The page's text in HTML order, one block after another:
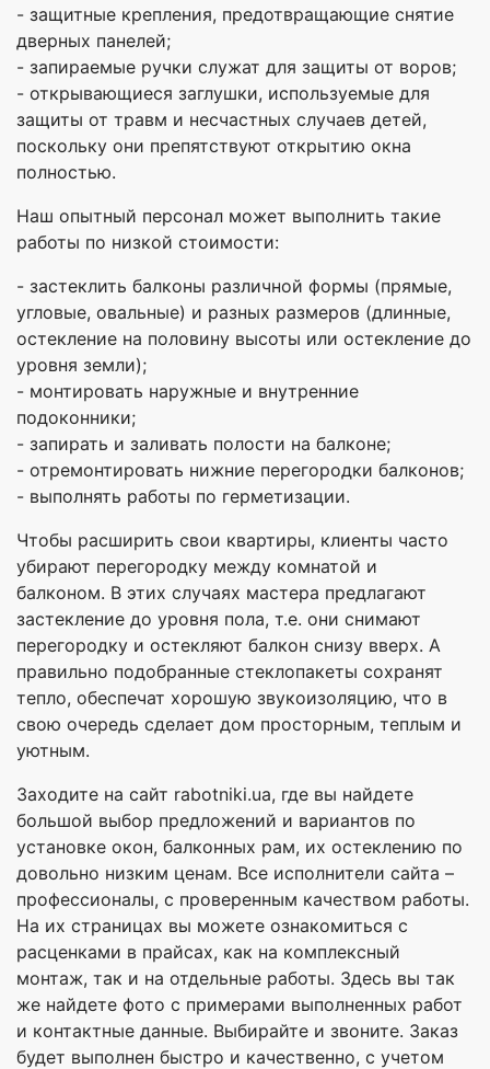
- защитные крепления, предотвращающие снятие
дверных панелей;
- запираемые ручки служат для защиты от воров;
- открывающиеся заглушки, используемые для
защиты от травм и несчастных случаев детей,
поскольку они препятствуют открытию окна
полностью.
Наш опытный персонал может выполнить такие
работы по низкой стоимости:
- застеклить балконы различной формы (прямые,
угловые, овальные) и разных размеров (длинные,
остекление на половину высоты или остекление до
уровня земли);
- монтировать наружные и внутренние
подоконники;
- запирать и заливать полости на балконе;
- отремонтировать нижние перегородки балконов;
- выполнять работы по герметизации.
Чтобы расширить свои квартиры, клиенты часто
убирают перегородку между комнатой и
балконом. В этих случаях мастера предлагают
застекление до уровня пола, т.е. они снимают
перегородку и остекляют балкон снизу вверх. А
правильно подобранные стеклопакеты сохранят
тепло, обеспечат хорошую звукоизоляцию, что в
свою очередь сделает дом просторным, теплым и
уютным.
Заходите на сайт rabotniki.ua, где вы найдете
большой выбор предложений и вариантов по
установке окон, балконных рам, их остеклению по
довольно низким ценам. Все исполнители сайта –
профессионалы, с проверенным качеством работы.
На их страницах вы можете ознакомиться с
расценками в прайсах, как на комплексный
монтаж, так и на отдельные работы. Здесь вы так
же найдете фото с примерами выполненных работ
и контактные данные. Выбирайте и звоните. Заказ
будет выполнен быстро и качественно, с учетом